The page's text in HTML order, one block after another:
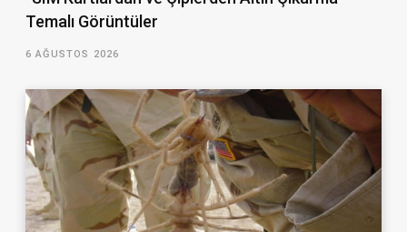
Temalı Görüntüler
6 AĞUSTOS 2026